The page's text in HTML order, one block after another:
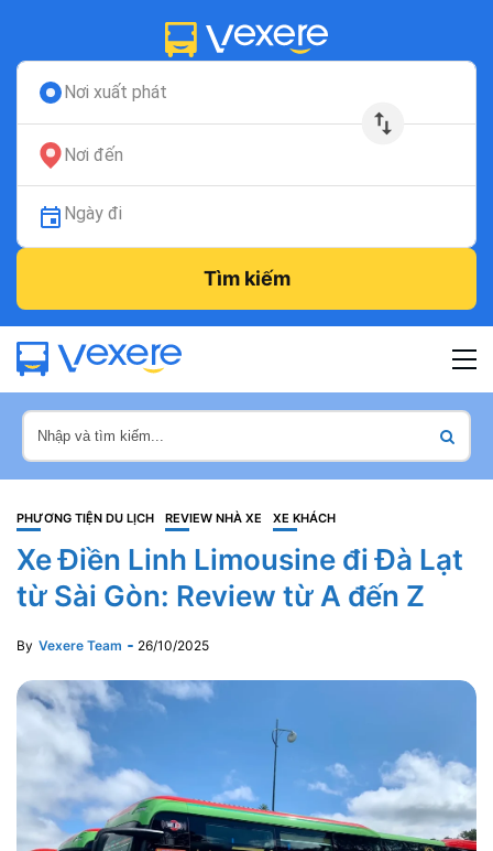
Nơi xuất phát
Nơi đến
Ngày đi
Tìm kiếm
PHƯƠNG TIỆN DU LỊCH REVIEW NHÀ XE XE KHÁCH
Xe Điền Linh Limousine đi Đà Lạt
từ Sài Gòn: Review từ A đến Z
By Vexere Team 26/10/2025